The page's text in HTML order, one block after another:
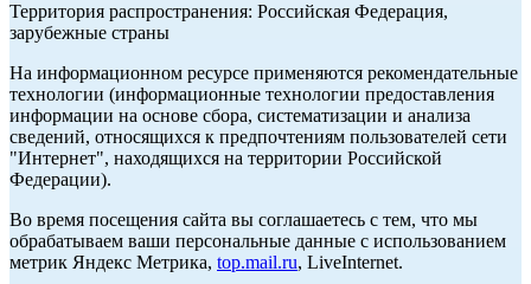
Территория распространения: Российская Федерация,
зарубежные страны
На информационном ресурсе применяются рекомендательные
технологии (информационные технологии предоставления
информации на основе сбора, систематизации и анализа
сведений, относящихся к предпочтениям пользователей сети
"Интернет", находящихся на территории Российской
Федерации).
Во время посещения сайта вы соглашаетесь с тем, что мы
обрабатываем ваши персональные данные с использованием
метрик Яндекс Метрика, top.mail.ru, LiveInternet.